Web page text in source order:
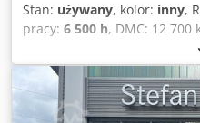
Stan: używany, kolor: inny,
pracy: 6 500 h, DMC: 12 700
Znak CE: tak Numer seryjny:
sprzedaż! Dsdpfx Aqoy R
internetową, aby zobaczyć
do zakupu. Mamy więcej